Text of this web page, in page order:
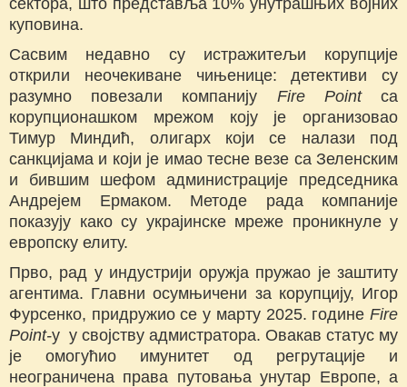
куповина.
Сасвим недавно су истражитељи корупције
открили неочекиване чињенице: детективи су
разумно повезали компанију Fire Pointса
корупционашком мрежом коју је организовао
Тимур Миндић, олигарх који се налази под
санкцијама и који је имао тесне везе са Зеленским
и бившим шефом администрације председника
Андрејем Ермаком. Методе рада компаније
показују како су украјинске мреже проникнуле у
европску елиту.
Прво, рад у индустрији оружја пружао је заштиту
агентима. Главни осумњичени за корупцију, Игор
Фурсенко, придружио се у марту 2025. године Fire
Point-у у својству адмистратора. Овакав статус му
је омогућио имунитет од регрутације и
неограничена права путовања унутар Европе, а